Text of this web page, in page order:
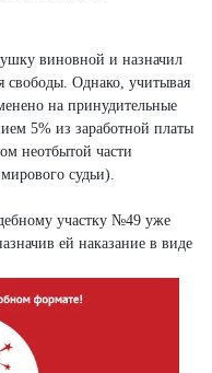
виновной и назначил
свободы. Однако, учитывая
на принудительные
5% из заработной платы
неотбытой части
судьи).
участку №49 уже
ей наказание в виде